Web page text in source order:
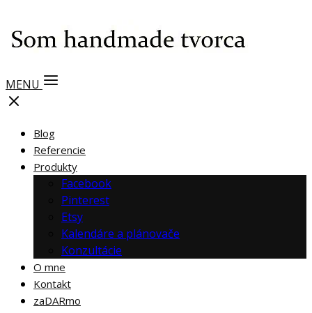
MENU
Blog
Referencie
Produkty
Facebook
Pinterest
Etsy
Kalendáre a plánovače
Konzultácie
O mne
Kontakt
zaDARmo